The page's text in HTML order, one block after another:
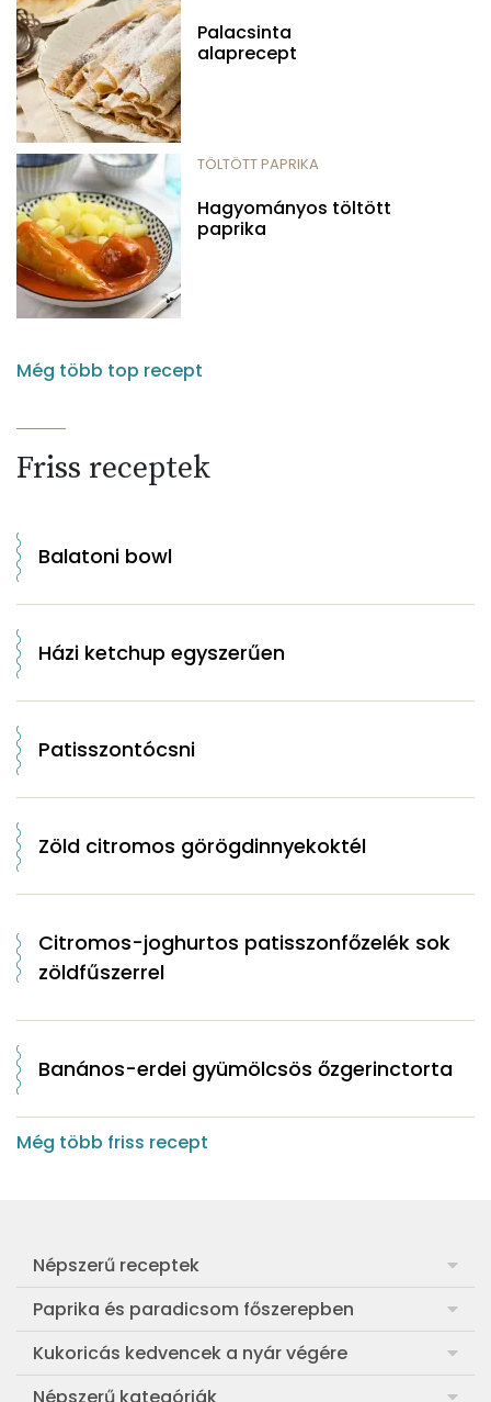
Palacsinta
alaprecept
TÖLTÖTT PAPRIKA
Hagyományos töltött
paprika
Még több top recept
Friss receptek
Balatoni bowl
Házi ketchup egyszerűen
Patisszontócsni
Zöld citromos görögdinnyekoktél
Citromos-joghurtos patisszonfőzelék sok
zöldfűszerrel
Banános-erdei gyümölcsös őzgerinctorta
Még több friss recept
Népszerű receptek
Frankfurti leves
Egyszerű muffin
Aranygaluska
Paprika és paradicsom főszerepben
Pan con Tomate
Paradicsom és paprika eltevése télre
Kukoricás kedvencek a nyár végére
Legfinomabb főtt kukorica
Népszerű kategóriák